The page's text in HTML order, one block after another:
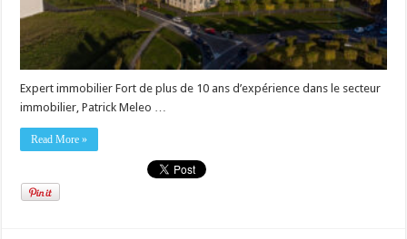
Expert immobilier Fort de plus de 10 ans d’expérience dans le secteur
immobilier, Patrick Meleo …
Read More »